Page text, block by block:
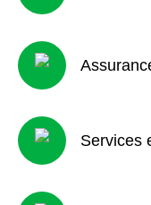
Services